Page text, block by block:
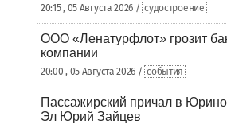
20:15 , 05 Августа 2026 / судостроение
ООО «Ленатурфлот» грозит
компании
20:00 , 05 Августа 2026 / события
Пассажирский причал в
Эл Юрий Зайцев